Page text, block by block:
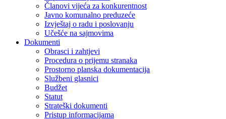
Članovi vijeća za konkurentnost
Javno komunalno preduzeće
Izvještaj o radu i poslovanju
Učešće na sajmovima
Dokumenti
Obrasci i zahtjevi
Procedura o prijemu stranaka
Prostorno planska dokumentacija
Službeni glasnici
Budžet
Statut
Strateški dokumenti
Pristup informacijama